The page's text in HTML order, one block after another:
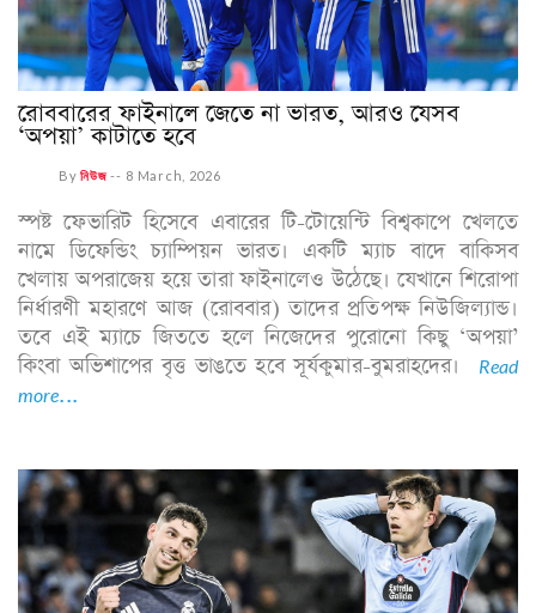
রোববারের ফাইনালে জেতে না ভারত, আরও যেসব
‘অপয়া’ কাটাতে হবে
Byনিউজ -- 8 March, 2026
স্পষ্ট ফেভারিট হিসেবে এবারের টি-টোয়েন্টি বিশ্বকাপে খেলতে
নামে ডিফেন্ডিং চ্যাম্পিয়ন ভারত। একটি ম্যাচ বাদে বাকিসব
খেলায় অপরাজেয় হয়ে তারা ফাইনালেও উঠেছে। যেখানে শিরোপা
নির্ধারণী মহারণে আজ (রোববার) তাদের প্রতিপক্ষ নিউজিল্যান্ড।
তবে এই ম্যাচে জিততে হলে নিজেদের পুরোনো কিছু ‘অপয়া’
কিংবা অভিশাপের বৃত্ত ভাঙতে হবে সূর্যকুমার-বুমরাহদের। Read
more...